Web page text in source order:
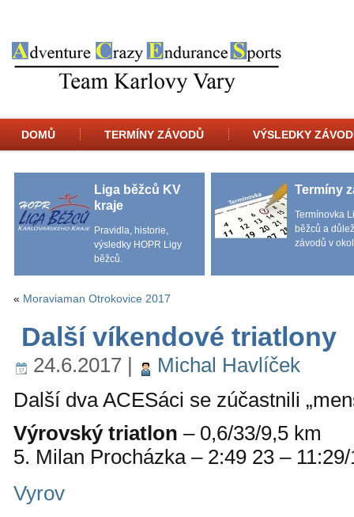
DOMŮ TERMÍNY ZÁVODŮ VÝSLEDKY
Liga běžců KV
kraje
Pravidla, historie,
výsledky HOPR Ligy
běžců.
Termíny
Termínovka
běžců a
závodů v
« Moraviaman Otrokovice 2017
Další víkendové triatlony
24.6.2017 |
Michal Havlíček
Další dva ACESáci se zúčastnili
Výrovský triatlon – 0,6/33/9,5 km
5. Milan Procházka – 2:49 23 –
Vyrov